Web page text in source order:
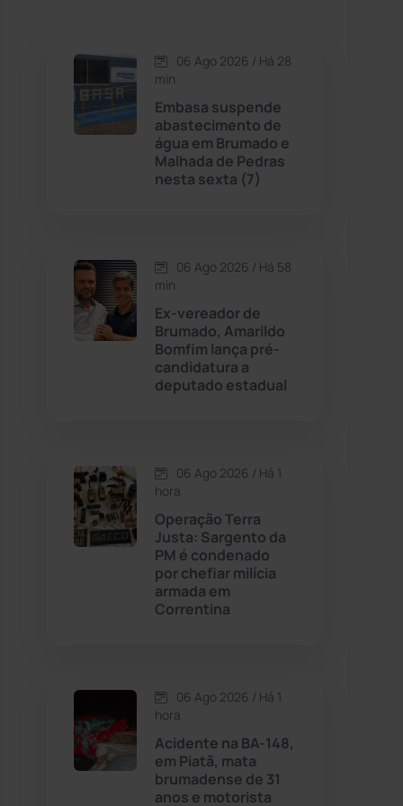
Caetité (1504)
Candiba (157)
Cândido Sales (120)
Caturama
Chapada Diamantina (430)
Cordeiros
Dom Basílio
Érico Cardoso
Esportes (522)
06 Ago 2026 / Há 28
min
Embasa suspende
abastecimento de
água em Brumado e
Malhada de Pedras
nesta sexta (7)
06 Ago 2026 / Há 58
min
Ex-vereador de
Brumado, Amarildo
Bomfim lança pré-
candidatura a
deputado estadual
06 Ago 2026 / Há 1
hora
Operação Terra
Justa: Sargento da
PM é condenado
por chefiar milícia
armada em
Correntina
06 Ago 2026 / Há 1
hora
Acidente na BA-148,
em Piatã, mata
brumadense de 31
anos e motorista